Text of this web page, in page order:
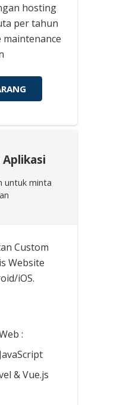
hosting
per tahun
maintenance
untuk minta
Custom
Website
iOS.
:
& Vue.js